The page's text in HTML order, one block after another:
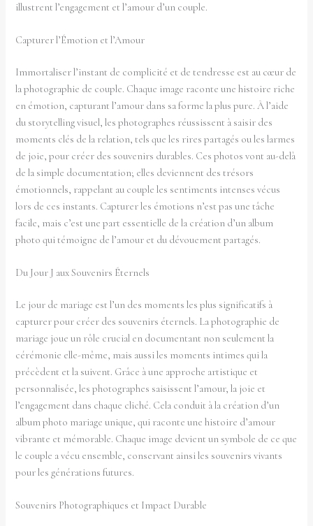
illustrent l’engagement et l’amour d’un couple.
Capturer l’Émotion et l’Amour
Immortaliser l’instant de complicité et de tendresse est au cœur de
la photographie de couple. Chaque image raconte une histoire riche
en émotion, capturant l’amour dans sa forme la plus pure. À l’aide
du storytelling visuel, les photographes réussissent à saisir des
moments clés de la relation, tels que les rires partagés ou les larmes
de joie, pour créer des souvenirs durables. Ces photos vont au-delà
de la simple documentation; elles deviennent des trésors
émotionnels, rappelant au couple les sentiments intenses vécus
lors de ces instants. Capturer les émotions n’est pas une tâche
facile, mais c’est une part essentielle de la création d’un album
photo qui témoigne de l’amour et du dévouement partagés.
Du Jour J aux Souvenirs Éternels
Le jour de mariage est l’un des moments les plus significatifs à
capturer pour créer des souvenirs éternels. La photographie de
mariage joue un rôle crucial en documentant non seulement la
cérémonie elle-même, mais aussi les moments intimes qui la
précèdent et la suivent. Grâce à une approche artistique et
personnalisée, les photographes saisissent l’amour, la joie et
l’engagement dans chaque cliché. Cela conduit à la création d’un
album photo mariage unique, qui raconte une histoire d’amour
vibrante et mémorable. Chaque image devient un symbole de ce que
le couple a vécu ensemble, conservant ainsi les souvenirs vivants
pour les générations futures.
Souvenirs Photographiques et Impact Durable